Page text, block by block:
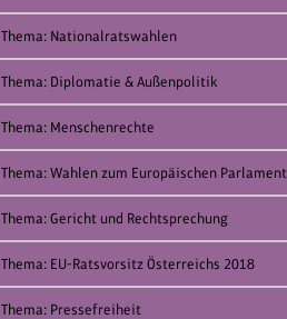
Thema: Nationalratswahlen
Thema: Diplomatie & Außenpolitik
Thema: Menschenrechte
Thema: Wahlen zum Europäischen Parlament
Thema: Gericht und Rechtsprechung
Thema: EU-Ratsvorsitz Österreichs 2018
Thema: Pressefreiheit